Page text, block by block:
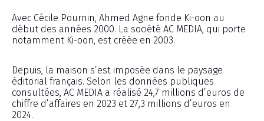
Avec Cécile Pournin, Ahmed Agne fonde Ki-oon au
début des années 2000. La société AC MEDIA, qui porte
notamment Ki-oon, est créée en 2003.
Depuis, la maison s’est imposée dans le paysage
éditorial français. Selon les données publiques
consultées, AC MEDIA a réalisé 24,7 millions d’euros de
chiffre d’affaires en 2023 et 27,3 millions d’euros en
2024.